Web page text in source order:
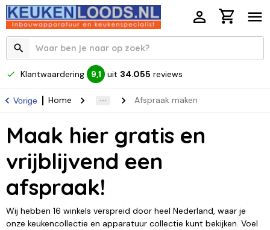
Klantwaardering 9,1 uit 34.055 reviews
Vorige Home Afspraak maken
Maak hier gratis en
vrijblijvend een
afspraak!
Wij hebben 16 winkels verspreid door heel Nederland, waar je
onze keukencollectie en apparatuur collectie kunt bekijken. Voel